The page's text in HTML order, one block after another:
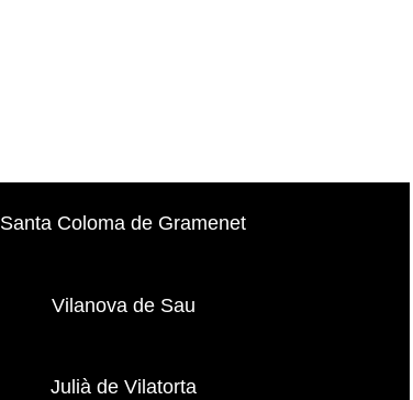
Santa Coloma de Gramenet
Vilanova de Sau
Julià de Vilatorta